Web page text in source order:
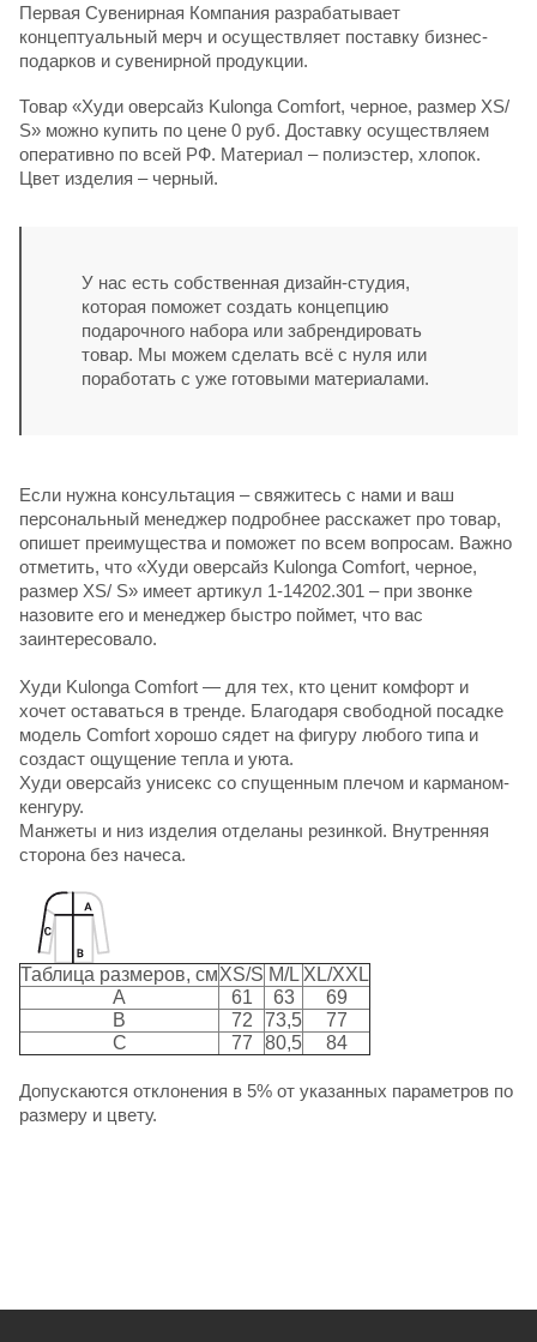
Первая Сувенирная Компания разрабатывает
концептуальный мерч и осуществляет поставку бизнес-
подарков и сувенирной продукции.
Товар «Худи оверсайз Kulonga Comfort, черное, размер ХS/
S» можно купить по цене 0 руб. Доставку осуществляем
оперативно по всей РФ. Материал – полиэстер, хлопок.
Цвет изделия – черный.
У нас есть собственная дизайн-студия,
которая поможет создать концепцию
подарочного набора или забрендировать
товар. Мы можем сделать всё с нуля или
поработать с уже готовыми материалами.
Если нужна консультация – свяжитесь с нами и ваш
персональный менеджер подробнее расскажет про товар,
опишет преимущества и поможет по всем вопросам. Важно
отметить, что «Худи оверсайз Kulonga Comfort, черное,
размер ХS/ S» имеет артикул 1-14202.301 – при звонке
назовите его и менеджер быстро поймет, что вас
заинтересовало.
Худи Kulonga Comfort — для тех, кто ценит комфорт и
хочет оставаться в тренде. Благодаря свободной посадке
модель Comfort хорошо сядет на фигуру любого типа и
создаст ощущение тепла и уюта.
Худи оверсайз унисекс со спущенным плечом и карманом-
кенгуру.
Манжеты и низ изделия отделаны резинкой. Внутренняя
сторона без начеса.
Таблица размеров, смXS/S M/L XL/XXL
A
61 63
69
B
72 73,5
77
C
77 80,5 84
Допускаются отклонения в 5% от указанных параметров по
размеру и цвету.